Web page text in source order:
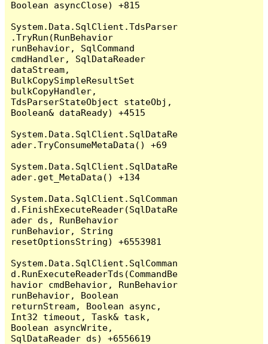
Boolean asyncClose) +815
System.Data.SqlClient.TdsParser
.TryRun(RunBehavior
runBehavior, SqlCommand
cmdHandler, SqlDataReader
dataStream,
BulkCopySimpleResultSet
bulkCopyHandler,
TdsParserStateObject stateObj,
Boolean& dataReady) +4515
System.Data.SqlClient.SqlDataRe
ader.TryConsumeMetaData() +69
System.Data.SqlClient.SqlDataRe
ader.get_MetaData() +134
System.Data.SqlClient.SqlComman
d.FinishExecuteReader(SqlDataRe
ader ds, RunBehavior
runBehavior, String
resetOptionsString) +6553981
System.Data.SqlClient.SqlComman
d.RunExecuteReaderTds(CommandBe
havior cmdBehavior, RunBehavior
runBehavior, Boolean
returnStream, Boolean async,
Int32 timeout, Task& task,
Boolean asyncWrite,
SqlDataReader ds) +6556619